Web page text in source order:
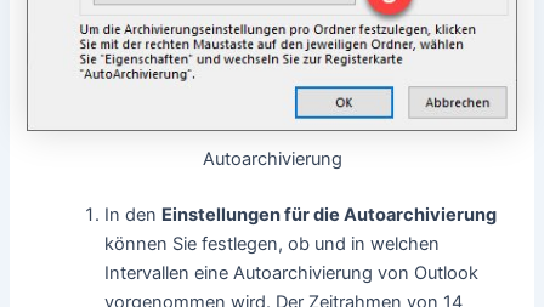
Autoarchivierung
In den Einstellungen für die Autoarchivierung
können Sie festlegen, ob und in welchen
Intervallen eine Autoarchivierung von Outlook
vorgenommen wird. Der Zeitrahmen von 14